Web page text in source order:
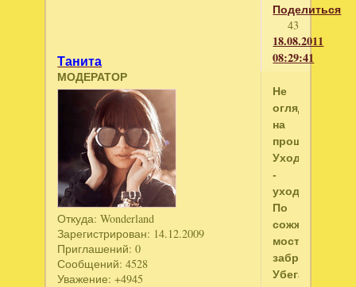
Поделиться
43
18.08.2011
08:29:41
Танита
МОДЕРАТОР
Откуда: Wonderland
Зарегистрирован: 14.12.2009
Приглашений: 0
Сообщений: 4528
Уважение: +4945
Не
оглядывайся
на
прошлое,
Уходя
-
уходи...
По
сожжённым
мостам
заброшенным
Убегают